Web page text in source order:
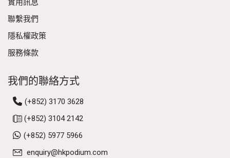
實用訊息
聯繫我們
隱私權政策
服務條款
我們的聯絡方式
(+852) 3170 3628
(+852) 3104 2142
(+852) 5977 5966
enquiry@hkpodium.com